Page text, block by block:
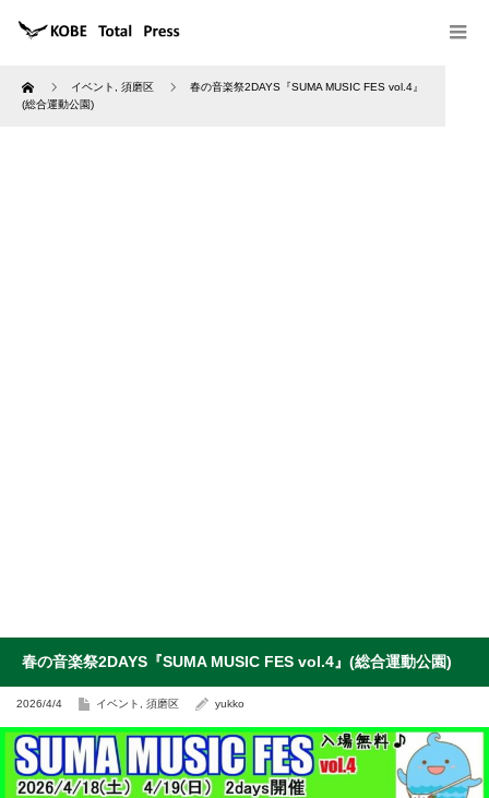
Home イベント 須磨区
春の音楽祭2DAYS『SUMA MUSIC FES vol.4』
(総合運動公園)
春の音楽祭2DAYS『SUMA MUSIC FES vol.4』(総合運動公園)
2026/4/4 イベント 須磨区 yukko